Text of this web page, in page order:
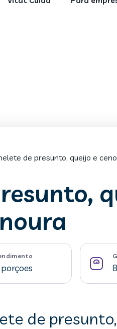
de presunto, queijo e
de